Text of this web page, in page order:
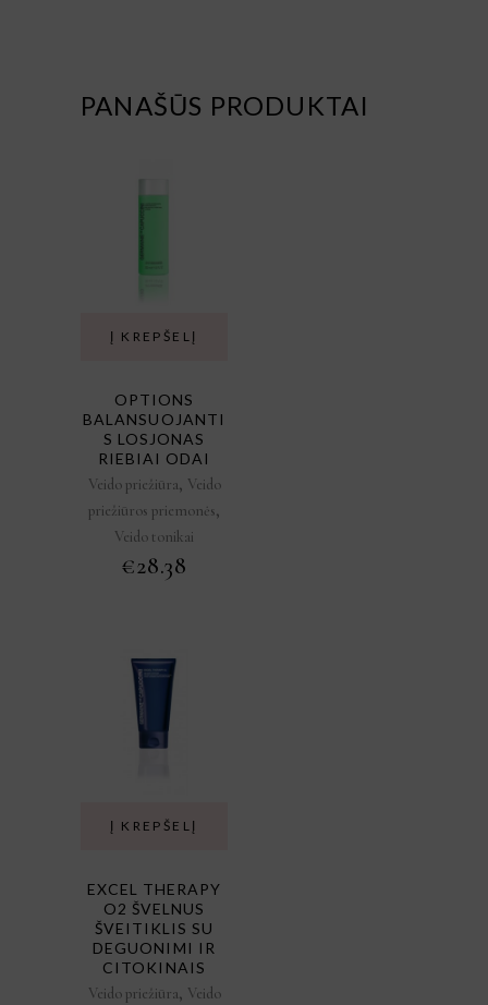
PANAŠŪS PRODUKTAI
Į KREPŠELĮ
OPTIONS
BALANSUOJANTI
S LOSJONAS
RIEBIAI ODAI
Veido priežiūra, Veido
priežiūros priemonės,
Veido tonikai
€28.38
Į KREPŠELĮ
EXCEL THERAPY
O2 ŠVELNUS
ŠVEITIKLIS SU
DEGUONIMI IR
CITOKINAIS
Veido priežiūra, Veido